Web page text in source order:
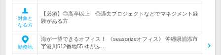
対象と
なる方
【必須】◎高卒以上 ◎過去プロジェクトなどでマネジメント経
験がある方
勤務地
海が一望できるオフィス！ 《seasorizeオフィス》 沖縄県浦添市
字港川512番地55 ゆがふ…